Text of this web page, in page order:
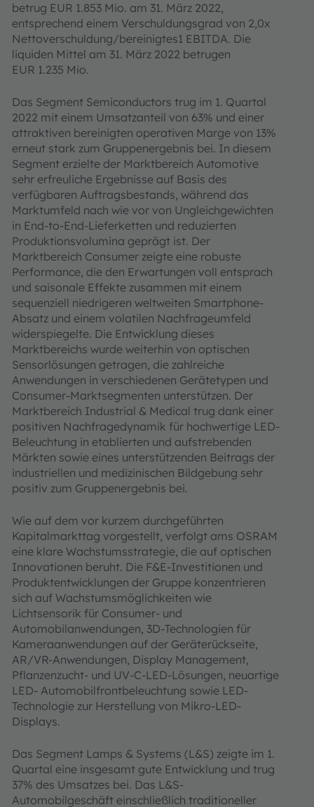
betrug EUR 1.853 Mio. am 31. März 2022,
entsprechend einem Verschuldungsgrad von 2,0x
Nettoverschuldung/bereinigtes1 EBITDA. Die
liquiden Mittel am 31. März 2022 betrugen
EUR 1.235 Mio.
Das Segment Semiconductors trug im 1. Quartal
2022 mit einem Umsatzanteil von 63% und einer
attraktiven bereinigten operativen Marge von 13%
erneut stark zum Gruppenergebnis bei. In diesem
Segment erzielte der Marktbereich Automotive
sehr erfreuliche Ergebnisse auf Basis des
verfügbaren Auftragsbestands, während das
Marktumfeld nach wie vor von Ungleichgewichten
in End-to-End-Lieferketten und reduzierten
Produktionsvolumina geprägt ist. Der
Marktbereich Consumer zeigte eine robuste
Performance, die den Erwartungen voll entsprach
und saisonale Effekte zusammen mit einem
sequenziell niedrigeren weltweiten Smartphone-
Absatz und einem volatilen Nachfrageumfeld
widerspiegelte. Die Entwicklung dieses
Marktbereichs wurde weiterhin von optischen
Sensorlösungen getragen, die zahlreiche
Anwendungen in verschiedenen Gerätetypen und
Consumer-Marktsegmenten unterstützen. Der
Marktbereich Industrial & Medical trug dank einer
positiven Nachfragedynamik für hochwertige LED-
Beleuchtung in etablierten und aufstrebenden
Märkten sowie eines unterstützenden Beitrags der
industriellen und medizinischen Bildgebung sehr
positiv zum Gruppenergebnis bei.
Wie auf dem vor kurzem durchgeführten
Kapitalmarkttag vorgestellt, verfolgt ams OSRAM
eine klare Wachstumsstrategie, die auf optischen
Innovationen beruht. Die F&E-Investitionen und
Produktentwicklungen der Gruppe konzentrieren
sich auf Wachstumsmöglichkeiten wie
Lichtsensorik für Consumer- und
Automobilanwendungen, 3D-Technologien für
Kameraanwendungen auf der Geräterückseite,
AR/VR-Anwendungen, Display Management,
Pflanzenzucht- und UV-C-LED-Lösungen, neuartige
LED- Automobilfrontbeleuchtung sowie LED-
Technologie zur Herstellung von Mikro-LED-
Displays.
Das Segment Lamps & Systems (L&S) zeigte im 1.
Quartal eine insgesamt gute Entwicklung und trug
37% des Umsatzes bei. Das L&S-
Automobilgeschäft einschließlich traditioneller